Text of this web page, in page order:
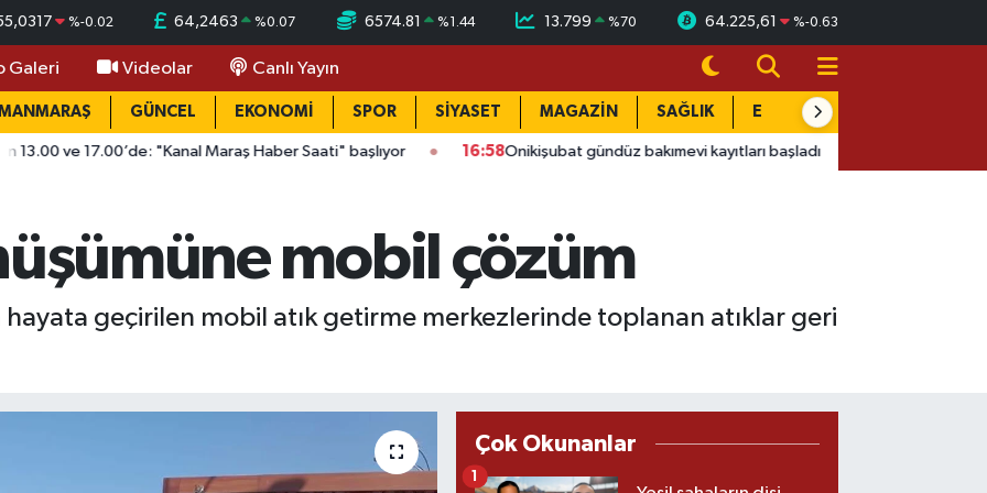
%-0.02 64,2463 %0.07 6574.81 %1.44 13.799 %70 64.225,61 %-0.63
Galeri Videolar Canlı Yayın
GÜNCEL EKONOMİ SPOR SİYASET MAGAZİN SAĞLIK EĞİTİM
"Kanal Maraş Haber Saati" başlıyor 16:58 Onikişubat gündüz bakımevi kayıtları başladı 16:55
mobil çözüm
hayata geçirilen mobil atık getirme merkezlerinde toplanan atıklar geri
Çok Okunanlar
1